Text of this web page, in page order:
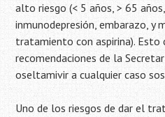
alto riesgo (< 5 años, > 65
inmunodepresión, embarazo, y
tratamiento con aspirina).
recomendaciones de la
oseltamivir a cualquier caso
Uno de los riesgos de dar el